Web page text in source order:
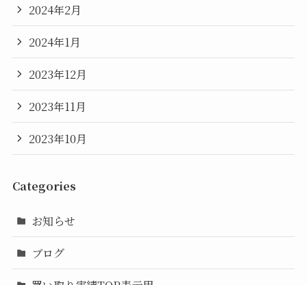
2024年2月
2024年1月
2023年12月
2023年11月
2023年10月
Categories
お知らせ
ブログ